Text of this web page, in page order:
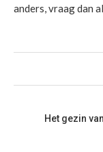
anders, vraag dan
Het gezin